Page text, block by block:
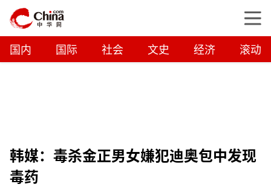
国内 国际 社会 文史 经济 滚动
韩媒：毒杀金正男女嫌犯迪奥包中发现
毒药